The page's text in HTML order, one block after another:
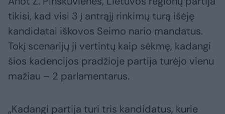
tikisi, kad visi 3 į antrąjį rinkimų turą išėję
kandidatai iškovos Seimo nario mandatus.
Tokį scenarijų ji vertintų kaip sėkmę, kadangi
šios kadencijos pradžioje partija turėjo vienu
mažiau – 2 parlamentarus.
„Kadangi partija turi tris kandidatus, kurie